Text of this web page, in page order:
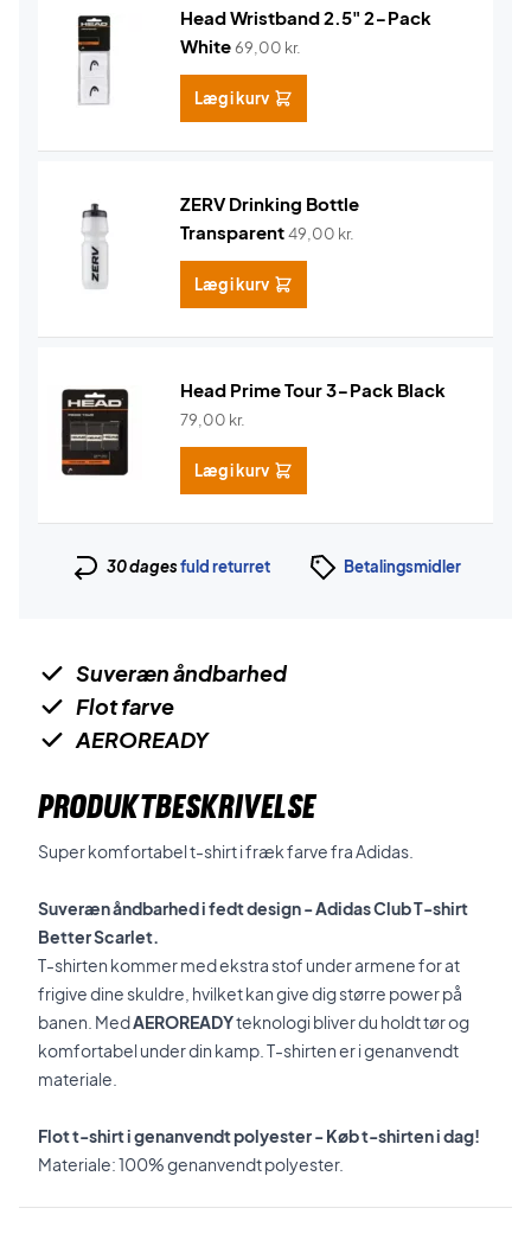
Head Wristband 2.5" 2-Pack
White69,00 kr.
Læg i kurv
ZERV Drinking Bottle
Transparent49,00 kr.
Læg i kurv
Head Prime Tour 3-Pack Black
79,00 kr.
Læg i kurv
30 dagesfuld returret Betalingsmidler
Suveræn åndbarhed
Flot farve
AEROREADY
PRODUKTBESKRIVELSE
Super komfortabel t-shirt i fræk farve fra Adidas.
Suveræn åndbarhed i fedt design - Adidas Club T-shirt
Better Scarlet.
T-shirten kommer med ekstra stof under armene for at
frigive dine skuldre, hvilket kan give dig større power på
banen. MedAEROREADYteknologi bliver du holdt tør og
komfortabel under din kamp. T-shirten er i genanvendt
materiale.
Flot t-shirt i genanvendt polyester - Køb t-shirten i dag!
Materiale: 100% genanvendt polyester.